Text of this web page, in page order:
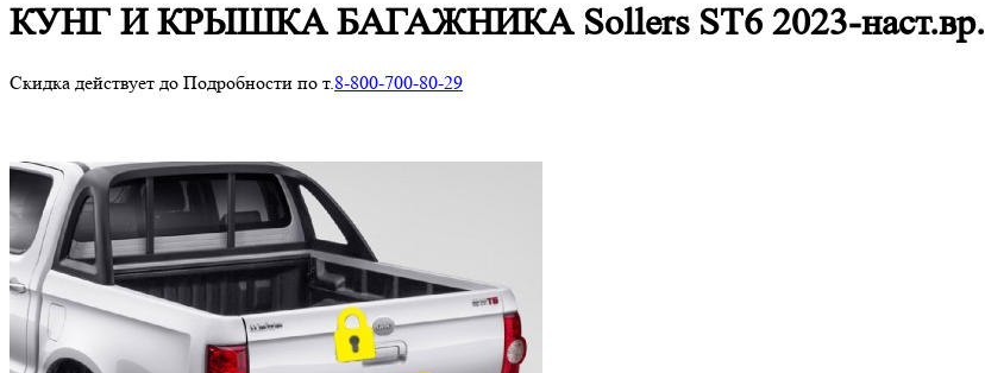
КУНГ И КРЫШКА БАГАЖНИКА Sollers ST6 2023-наст.вр.
Скидка действует до Подробности по т.8-800-700-80-29